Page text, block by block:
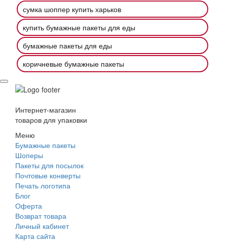
сумка шоппер купить харьков
купить бумажные пакеты для еды
бумажные пакеты для еды
коричневые бумажные пакеты
Интернет-магазин
товаров для упаковки
Меню
Бумажные пакеты
Шоперы
Пакеты для посылок
Почтовые конверты
Печать логотипа
Блог
Оферта
Возврат товара
Личный кабинет
Карта сайта